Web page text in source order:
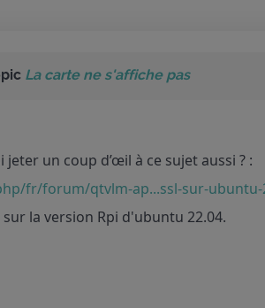
La carte ne s'affiche pas
un coup d’œil à ce sujet aussi ? :
fr/forum/qtvlm-ap...ssl-sur-ubuntu-
la version Rpi d'ubuntu 22.04.